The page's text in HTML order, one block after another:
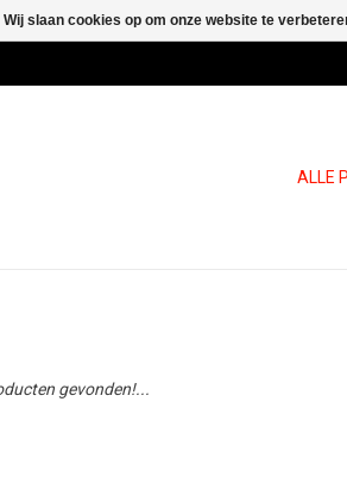
ALLE
gevonden!...
Wij slaan cookies op om onze website te